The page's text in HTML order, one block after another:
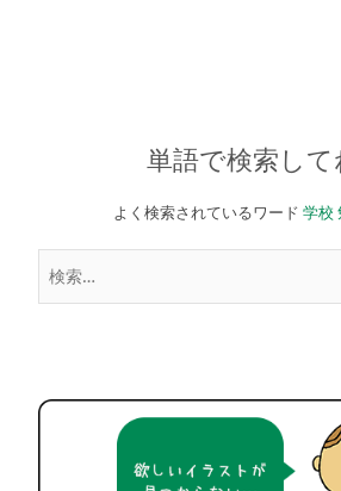
単語で検索して
よく検索されているワード 学校